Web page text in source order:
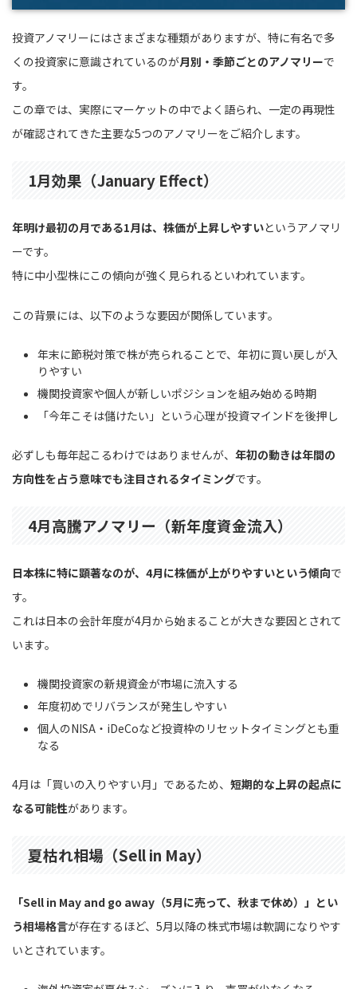
投資アノマリーにはさまざまな種類がありますが、特に有名で多
くの投資家に意識されているのが月別・季節ごとのアノマリーで
す。
この章では、実際にマーケットの中でよく語られ、一定の再現性
が確認されてきた主要な5つのアノマリーをご紹介します。
1月効果（January Effect）
年明け最初の月である1月は、株価が上昇しやすいというアノマリ
ーです。
特に中小型株にこの傾向が強く見られるといわれています。
この背景には、以下のような要因が関係しています。
年末に節税対策で株が売られることで、年初に買い戻しが入
りやすい
機関投資家や個人が新しいポジションを組み始める時期
「今年こそは儲けたい」という心理が投資マインドを後押し
必ずしも毎年起こるわけではありませんが、 年初の動きは年間の
方向性を占う意味でも注目されるタイミングです。
4月高騰アノマリー（新年度資金流入）
日本株に特に顕著なのが、4月に株価が上がりやすいという傾向で
す。
これは日本の会計年度が4月から始まることが大きな要因とされて
います。
機関投資家の新規資金が市場に流入する
年度初めでリバランスが発生しやすい
個人のNISA・iDeCoなど投資枠のリセットタイミングとも重
なる
4月は「買いの入りやすい月」であるため、 短期的な上昇の起点に
なる可能性があります。
夏枯れ相場（Sell in May）
「Sell in May and go away（5月に売って、秋まで休め）」とい
う相場格言が存在するほど、5月以降の株式市場は軟調になりやす
いとされています。